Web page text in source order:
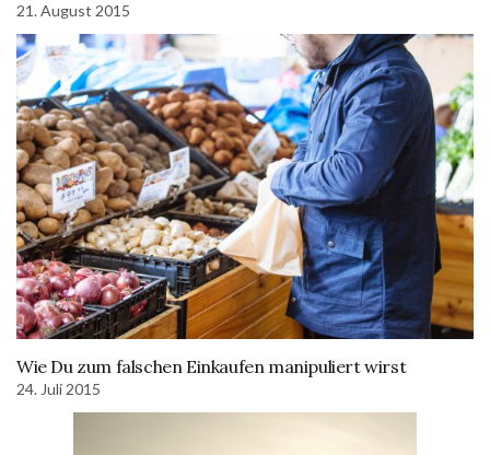
21. August 2015
Wie Du zum falschen Einkaufen manipuliert wirst
24. Juli 2015